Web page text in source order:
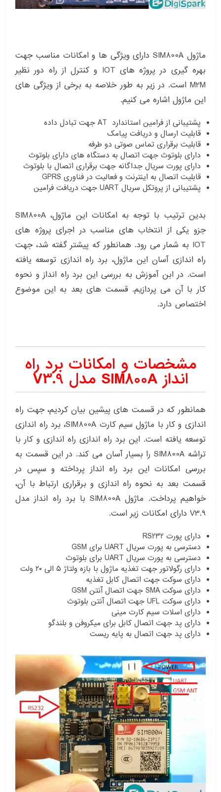
ماژول SIM800A دارای ویژگی ها و امکانات مناسب جهت
بهره گیری در پروژه های IOT و کنترل از راه دور نظیر
M2M است. در زیر به طور خلاصه به برخی از ویژگی های
این ماژول اشاره می کنیم.
پشتیبانی از فرامین استاندارد AT جهت تبادل داده
قابلیت ارسال و دریافت پیامک
قابلیت برقراری تماس صوتی دو طرفه
دارای بلوتوث جهت اتصال به دستگاه های دارای بلوتوث
دارای پورت سریال جداگانه جهت برقراری اتصال با بلوتوث
قابلیت اتصال به اینترنت و فعالیت در فناوری GPRS
پشتیبانی از پروتکل سریال UART جهت دریافت فرامین
بدین ترتیب با توجه به امکانات این ماژول، SIM800A
جزو یکی از انتخاب های مناسب در اجرای پروژه های
IOT به شمار می رود. همانطور که پیشتر گفته شد، جهت
راه اندازی آسان این ماژول، برد راه اندازی توسعه یافته
است. در ابن آموزش به بررسی این برد راه انداز و نحوه
کار با آن می پردازیم. قسمت های بعد به این موضوع
اختصاص دارد.
مشخصات و امکانات برد راه
انداز SIM800A مدل V3.9
همانطور که در قسمت های پیشین بیان کردیم، جهت راه
اندازی و کار با ماژول سیم کارت SIM800A، برد راه اندازی
توسعه یافته است. این برد راه اندازی راه اندازی و کار با
تراشه SIM800A را بسیار آسان می کند. در این قسمت به
بررسی امکانات این برد راه انداز پرداخته و سپس در
قسمت بعد به نحوه راه اندازی و برقراری ارتباط با آن،
خواهیم پرداخت. ماژول SIM800A با برد راه انداز مدل
V3.9 دارای امکانات زیر است.
دارای پورت RS232
دسترسی به پورت سریال UART برای GSM
دسترسی به پورت سریال UART برای بلوتوث
دارای رگولاتور جهت تغذیه ماژول با بازه ولتاژ ۵ الی ۲۰ ولت
دارای سوکت جهت اتصال کابل تغذیه
دارای سوکت SMA جهت اتصال آنتن GSM
دارای سوکت UFL جهت اتصال آنتن بلوتوث
دارای اسلات سیم کارت مینی
دارای پد جهت اتصال کابل برای میکروفن و بلندگو
دارای پد جهت اتصال به پایه ریست